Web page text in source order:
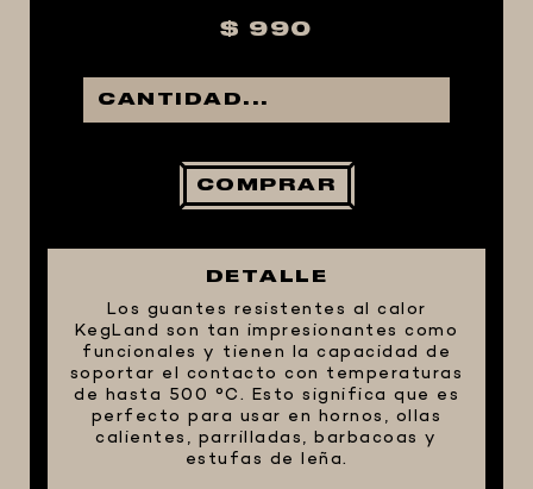
KIT DE MALTAS BIRRA
FIVE STAR U.S.A
HORNOS PORTÁTILES PIZZA
NAPOLETANA
MASA MADRE
HARINAS ITALIANAS
HARINAS ARGENTINAS
$ 990
COMPRAR
DETALLE
Los guantes resistentes al calor
KegLand son tan impresionantes como
funcionales y tienen la capacidad de
soportar el contacto con temperaturas
de hasta 500 °C. Esto significa que es
perfecto para usar en hornos, ollas
calientes, parrilladas, barbacoas y
estufas de leña.